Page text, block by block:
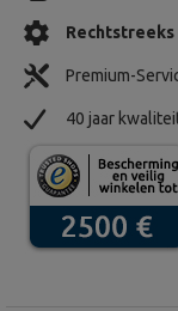
Premium-
40 jaar